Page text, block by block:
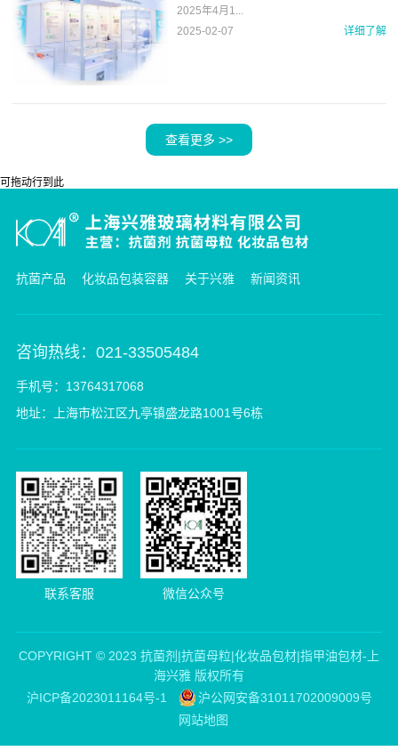
2025年4月1...
详细了解
2025-02-07
可拖动行到此
抗菌产品 化妆品包装容器 关于兴雅 新闻资讯
咨询热线：021-33505484
手机号：13764317068
地址：上海市松江区九亭镇盛龙路1001号6栋
联系客服 微信公众号
COPYRIGHT © 2023 抗菌剂|抗菌母粒|化妆品包材|指甲油包材-上
海兴雅 版权所有
沪ICP备2023011164号-1
沪公网安备31011702009009号
网站地图